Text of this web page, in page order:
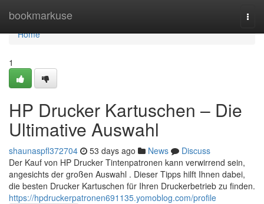
bookmarkuse
Home
Home
1
HP Drucker Kartuschen – Die
Ultimative Auswahl
shaunaspfl372704 53 days ago News
Discuss
Der Kauf von HP Drucker Tintenpatronen kann verwirrend sein,
angesichts der großen Auswahl . Dieser Tipps hilft Ihnen dabei,
die besten Drucker Kartuschen für Ihren Druckerbetrieb zu finden.
https://hpdruckerpatronen691135.yomoblog.com/profile